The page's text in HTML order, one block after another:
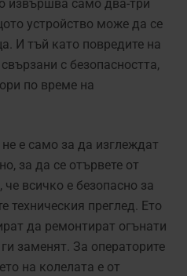
извършва само два-три
устройство може да се
И тъй като повредите на
с безопасността,
по време на
е само за да изглеждат
за да се отървете от
че всичко е безопасно за
техническия преглед. Ето
да ремонтират огънати
заменят. За операторите
на колелата е от